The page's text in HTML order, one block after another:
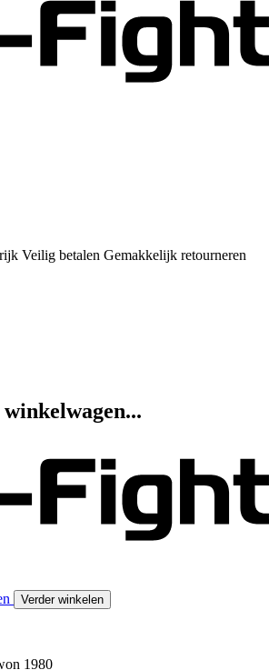
Veilig betalen Gemakkelijk retourneren
winkelwagen...
Verder winkelen
1980